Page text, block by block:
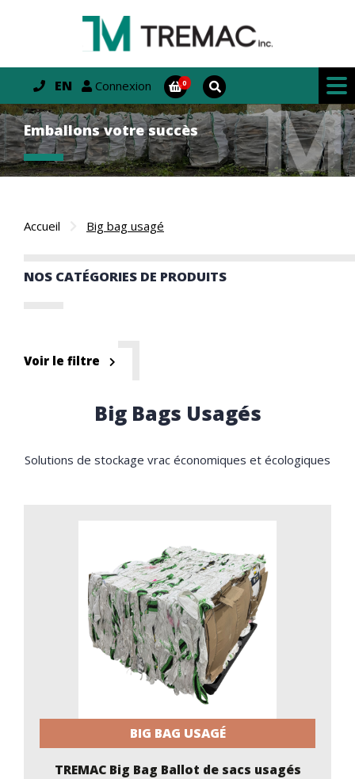
EN Connexion
Emballons votre succès
Accueil Big bag usagé
NOS CATÉGORIES DE PRODUITS
Voir le filtre
Big Bags Usagés
Solutions de stockage vrac économiques et écologiques
BIG BAG USAGÉ
TREMAC Big Bag Ballot de sacs usagés